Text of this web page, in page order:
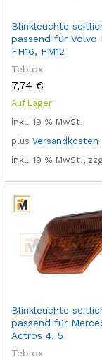
Blinkleuchte
passend für Volvo
FH16, FM12
Teblox
7,74 €
Auf Lager
inkl. 19 % MwSt.
plus Versandkosten
inkl. 19 % MwSt.,
Blinkleuchte
passend für
Actros 4, 5
Teblox